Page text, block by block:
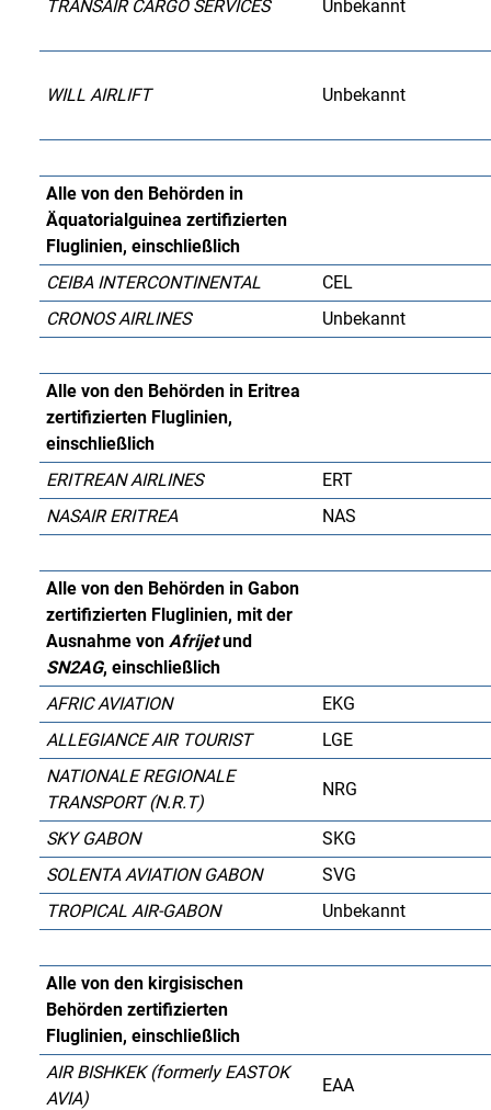
TRANSAIR CARGO SERVICES Unbekannt
WILL AIRLIFT Unbekannt
Alle von den Behörden in
Äquatorialguinea zertifizierten
Fluglinien, einschließlich
CEIBA INTERCONTINENTAL
CEL
CRONOS AIRLINES
Unbekannt
Alle von den Behörden in Eritrea
zertifizierten Fluglinien,
einschließlich
ERITREAN AIRLINES
ERT
NASAIR ERITREA
NAS
Alle von den Behörden in Gabon
zertifizierten Fluglinien, mit der
Ausnahme von Afrijetund
SN2AG, einschließlich
AFRIC AVIATION
EKG
ALLEGIANCE AIR TOURIST
LGE
NATIONALE REGIONALE
TRANSPORT (N.R.T)
NRG
SKY GABON
SKG
SOLENTA AVIATION GABON
SVG
TROPICAL AIR-GABON
Unbekannt
Alle von den kirgisischen
Behörden zertifizierten
Fluglinien, einschließlich
AIR BISHKEK (formerly EASTOK
AVIA)
EAA